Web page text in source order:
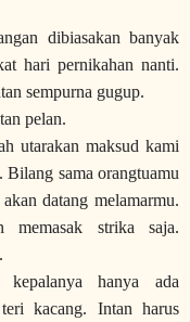
dibiasakan banyak
hari pernikahan nanti.
sempurna gugup.
pelan.
utarakan maksud kami
Bilang sama orangtuamu
datang melamarmu.
memasak strika saja.
hanya ada
kacang. Intan harus